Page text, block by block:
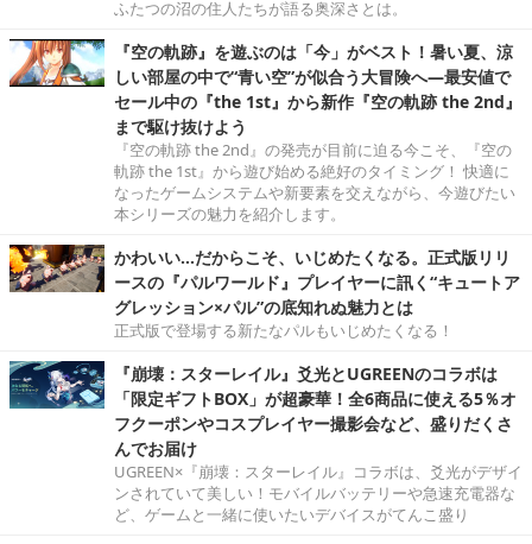
ふたつの沼の住人たちが語る奥深さとは。
『空の軌跡』を遊ぶのは「今」がベスト！暑い夏、涼
しい部屋の中で“青い空”が似合う大冒険へ―最安値で
セール中の『the 1st』から新作『空の軌跡 the 2nd』
まで駆け抜けよう
『空の軌跡 the 2nd』の発売が目前に迫る今こそ、『空の
軌跡 the 1st』から遊び始める絶好のタイミング！ 快適に
なったゲームシステムや新要素を交えながら、今遊びたい
本シリーズの魅力を紹介します。
かわいい…だからこそ、いじめたくなる。正式版リリ
ースの『パルワールド』プレイヤーに訊く“キュートア
グレッション×パル”の底知れぬ魅力とは
正式版で登場する新たなパルもいじめたくなる！
『崩壊：スターレイル』爻光とUGREENのコラボは
「限定ギフトBOX」が超豪華！全6商品に使える5％オ
フクーポンやコスプレイヤー撮影会など、盛りだくさ
んでお届け
UGREEN×『崩壊：スターレイル』コラボは、爻光がデザイ
ンされていて美しい！モバイルバッテリーや急速充電器な
ど、ゲームと一緒に使いたいデバイスがてんこ盛り